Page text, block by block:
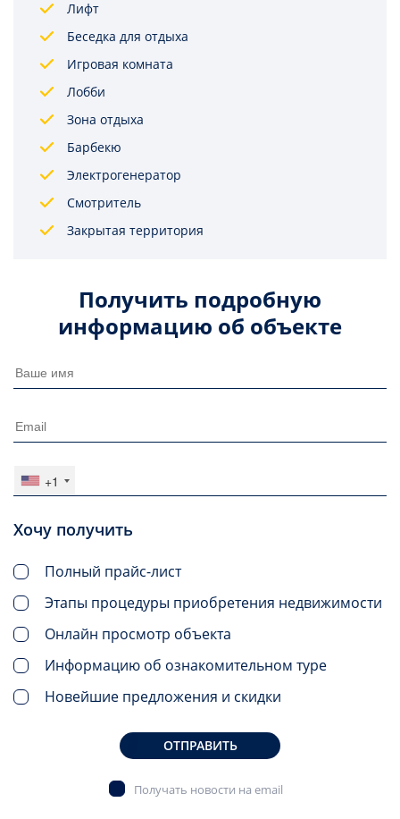
Лифт
Беседка для отдыха
Игровая комната
Лобби
Зона отдыха
Барбекю
Электрогенератор
Смотритель
Закрытая территория
Получить подробную
информацию об объекте
+1
Хочу получить
Полный прайс-лист
Этапы процедуры приобретения недвижимости
Онлайн просмотр объекта
Информацию об ознакомительном туре
Новейшие предложения и скидки
ОТПРАВИТЬ
Получать новости на email